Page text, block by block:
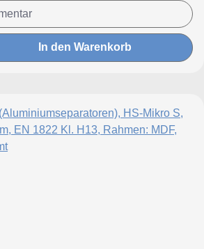
In den Warenkorb